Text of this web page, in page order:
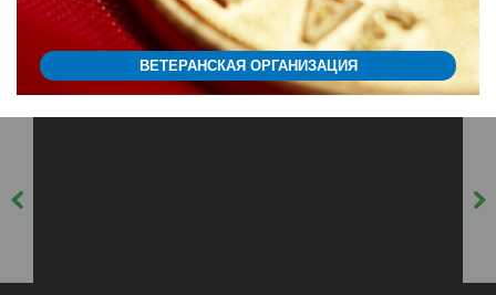
ВЕТЕРАНСКАЯ ОРГАНИЗАЦИЯ